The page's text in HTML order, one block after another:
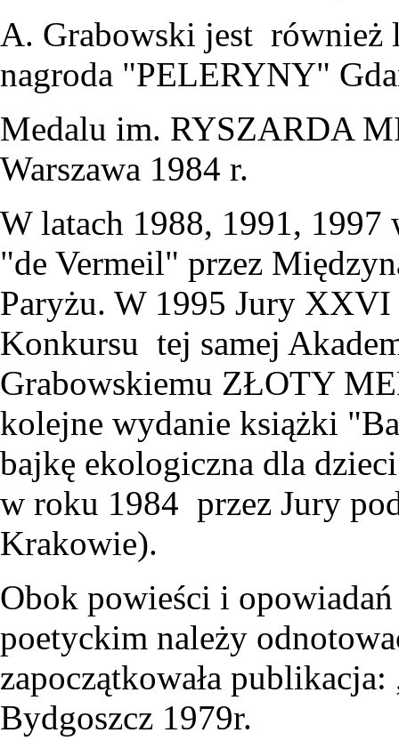
A. Grabowski jest również
nagroda "PELERYNY"
Medalu im. RYSZARDA
Warszawa 1984 r.
W latach 1988, 1991, 1997
"de Vermeil" przez
Paryżu. W 1995 Jury
Konkursu tej samej
Grabowskiemu ZŁOTY
kolejne wydanie książki
bajkę ekologiczna dla
w roku 1984 przez Jury
Krakowie).
Obok powieści i
poetyckim należy
zapoczątkowała
Bydgoszcz 1979r.